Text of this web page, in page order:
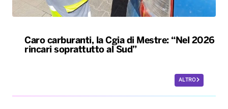
Caro carburanti, la Cgia di Mestre: “Nel 2026
rincari soprattutto al Sud”
ALTRO